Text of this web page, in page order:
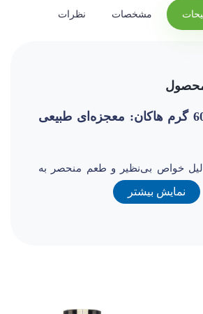
مشخصات نظرات
عسل سیاه 600 گرم هاکان: معجزه‌ای طبیعی
خواص بی‌نظیر و طعم منحصر به
انواع عسل در جهان است.
برند هاکان با ارائه عسل سیاه 600 گرمی با کیفیت بالا،
نمایش بیشتر